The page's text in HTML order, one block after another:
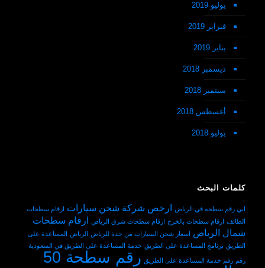
يوليو 2019
فبراير 2019
يناير 2019
ديسمبر 2018
سبتمبر 2018
أغسطس 2018
يوليو 2018
كلمات البحث
ابي رقم سطحه في الرياض ارخص شركة شحن سيارات ارقام سطحات
الطائف ارقام سطحات بالخرج ارقام سطحات شرق الرياض
ارقام سطحات
شمال الرياض اسعار شحن السيارات من جدة للرياض الرياض المساعدة على
الطريق برنامج المساعدة على الطريق خدمة المساعدة على الطريق في السعودية
رقم رقم خدمة المساعدة على الطريق
رقم سطحة 50